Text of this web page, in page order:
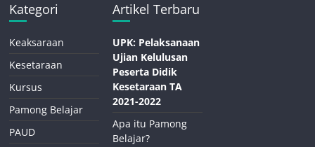
Kategori
Keaksaraan
Kesetaraan
Kursus
Pamong Belajar
PAUD
Artikel Terbaru
UPK: Pelaksanaan
Ujian Kelulusan
Peserta Didik
Kesetaraan TA
2021-2022
Apa itu Pamong
Belajar?